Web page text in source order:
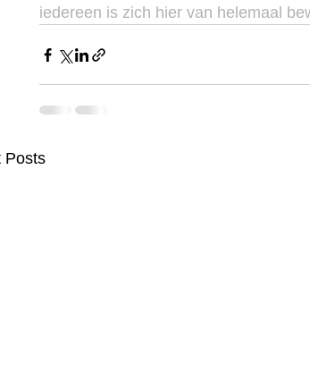
iedereen is zich hier van helemaal
Posts